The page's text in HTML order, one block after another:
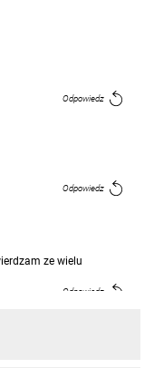
Odpowiedz
Odpowiedz
ze wielu
Odpowiedz